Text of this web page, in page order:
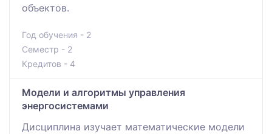
объектов.
Год обучения - 2
Семестр - 2
Кредитов - 4
Модели и алгоритмы управления
энергосистемами
Дисциплина изучает математические модели